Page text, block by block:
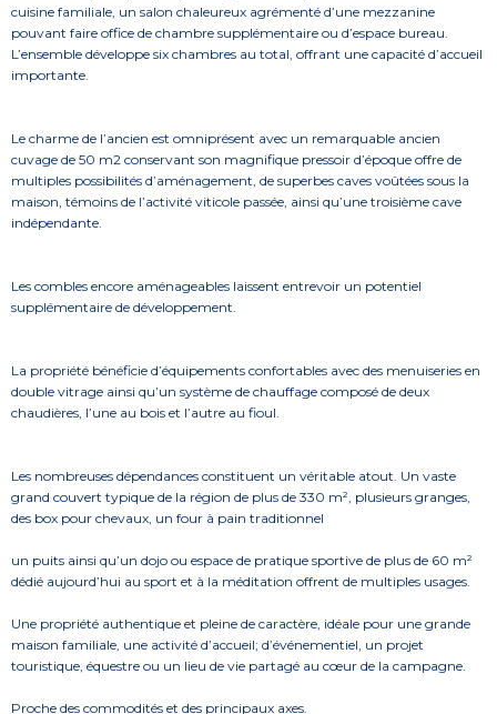
cuisine familiale, un salon chaleureux agrémenté d’une mezzanine
pouvant faire office de chambre supplémentaire ou d’espace bureau.
L’ensemble développe six chambres au total, offrant une capacité d’accueil
importante.
Le charme de l’ancien est omniprésent avec un remarquable ancien
cuvage de 50 m2 conservant son magnifique pressoir d’époque offre de
multiples possibilités d’aménagement, de superbes caves voûtées sous la
maison, témoins de l’activité viticole passée, ainsi qu’une troisième cave
indépendante.
Les combles encore aménageables laissent entrevoir un potentiel
supplémentaire de développement.
La propriété bénéficie d’équipements confortables avec des menuiseries en
double vitrage ainsi qu’un système de chauffage composé de deux
chaudières, l’une au bois et l’autre au fioul.
Les nombreuses dépendances constituent un véritable atout. Un vaste
grand couvert typique de la région de plus de 330 m², plusieurs granges,
des box pour chevaux, un four à pain traditionnel
un puits ainsi qu’un dojo ou espace de pratique sportive de plus de 60 m²
dédié aujourd’hui au sport et à la méditation offrent de multiples usages.
Une propriété authentique et pleine de caractère, idéale pour une grande
maison familiale, une activité d’accueil; d’événementiel, un projet
touristique, équestre ou un lieu de vie partagé au cœur de la campagne.
Proche des commodités et des principaux axes.